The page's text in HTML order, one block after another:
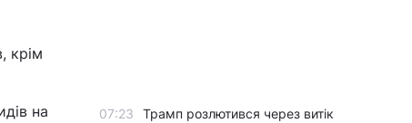
крім
на
07:23
Трамп розлютився через витік